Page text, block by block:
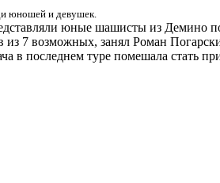
юношей и девушек.
юные шашисты из Демино
7 возможных, занял Роман
в последнем туре помешала стать